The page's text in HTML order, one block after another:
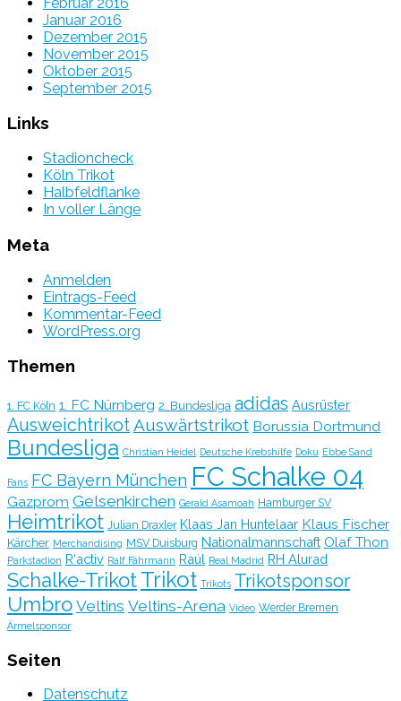
Januar 2016
Dezember 2015
November 2015
Oktober 2015
September 2015
Links
Stadioncheck
Köln Trikot
Halbfeldflanke
In voller Länge
Meta
Anmelden
Eintrags-Feed
Kommentar-Feed
WordPress.org
Themen
1. FC Köln 1. FC Nürnberg 2. Bundesliga adidas Ausrüster
AusweichtrikotAuswärtstrikot Borussia Dortmund
Bundesliga Christian Heidel Deutsche Krebshilfe Doku Ebbe Sand
Fans FC Bayern München FC Schalke 04
Gazprom Gelsenkirchen Gerald Asamoah Hamburger SV
Heimtrikot Julian Draxler Klaas Jan Huntelaar Klaus Fischer
Kärcher Merchandising MSV Duisburg Nationalmannschaft Olaf Thon
Parkstadion R'activ Ralf Fährmann Raúl Real Madrid RH Alurad
Schalke-TrikotTrikot Trikots Trikotsponsor
Umbro Veltins Veltins-Arena Video Werder Bremen
Ärmelsponsor
Seiten
Datenschutz